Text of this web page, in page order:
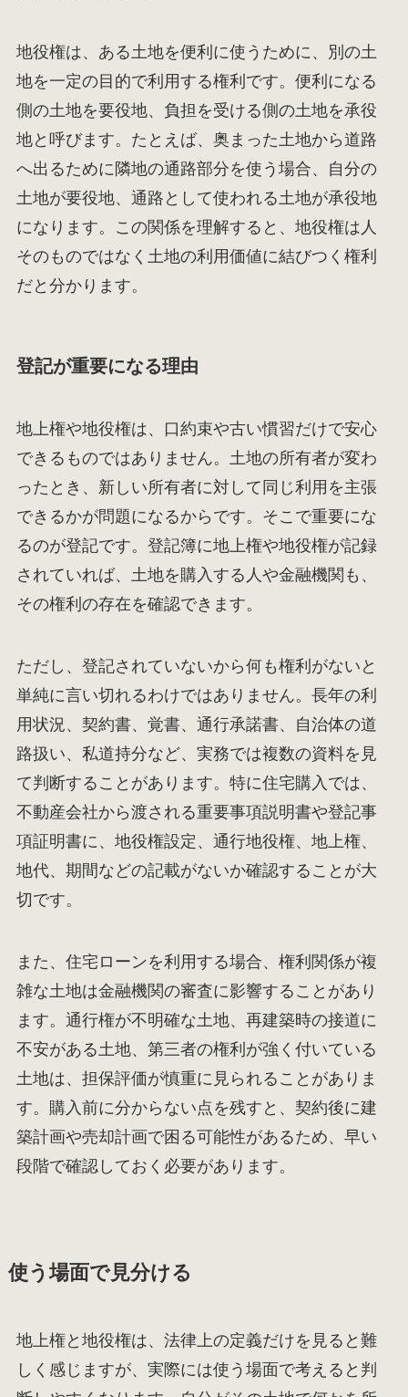
地役権は、ある土地を便利に使うために、別の土
地を一定の目的で利用する権利です。便利になる
側の土地を要役地、負担を受ける側の土地を承役
地と呼びます。たとえば、奥まった土地から道路
へ出るために隣地の通路部分を使う場合、自分の
土地が要役地、通路として使われる土地が承役地
になります。この関係を理解すると、地役権は人
そのものではなく土地の利用価値に結びつく権利
だと分かります。
登記が重要になる理由
地上権や地役権は、口約束や古い慣習だけで安心
できるものではありません。土地の所有者が変わ
ったとき、新しい所有者に対して同じ利用を主張
できるかが問題になるからです。そこで重要にな
るのが登記です。登記簿に地上権や地役権が記録
されていれば、土地を購入する人や金融機関も、
その権利の存在を確認できます。
ただし、登記されていないから何も権利がないと
単純に言い切れるわけではありません。長年の利
用状況、契約書、覚書、通行承諾書、自治体の道
路扱い、私道持分など、実務では複数の資料を見
て判断することがあります。特に住宅購入では、
不動産会社から渡される重要事項説明書や登記事
項証明書に、地役権設定、通行地役権、地上権、
地代、期間などの記載がないか確認することが大
切です。
また、住宅ローンを利用する場合、権利関係が複
雑な土地は金融機関の審査に影響することがあり
ます。通行権が不明確な土地、再建築時の接道に
不安がある土地、第三者の権利が強く付いている
土地は、担保評価が慎重に見られることがありま
す。購入前に分からない点を残すと、契約後に建
築計画や売却計画で困る可能性があるため、早い
段階で確認しておく必要があります。
使う場面で見分ける
地上権と地役権は、法律上の定義だけを見ると難
しく感じますが、実際には使う場面で考えると判